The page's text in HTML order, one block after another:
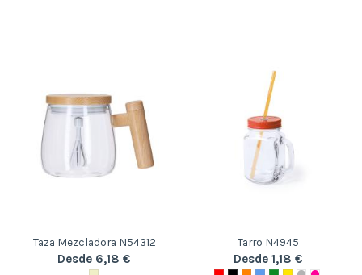
Taza Mezcladora N54312
Desde 6,18 €
Tarro N4945
Desde 1,18 €